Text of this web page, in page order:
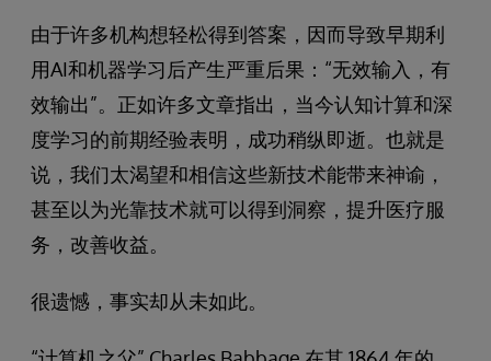
由于许多机构想轻松得到答案，因而导致早期利
用AI和机器学习后产生严重后果：“无效输入，有
效输出”。正如许多文章指出，当今认知计算和深
度学习的前期经验表明，成功稍纵即逝。也就是
说，我们太渴望和相信这些新技术能带来神谕，
甚至以为光靠技术就可以得到洞察，提升医疗服
务，改善收益。
很遗憾，事实却从未如此。